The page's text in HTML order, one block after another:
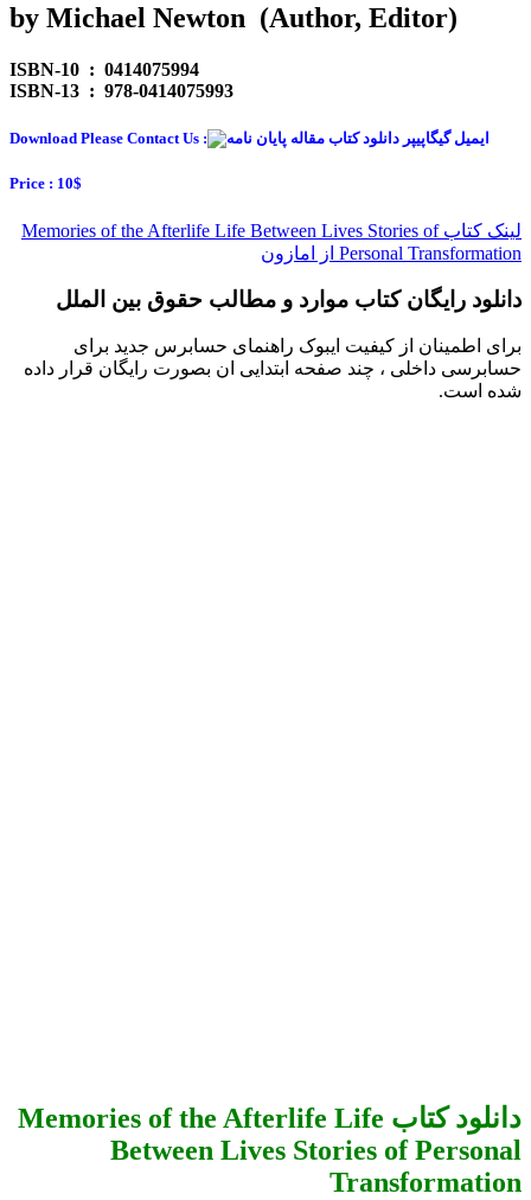
by Michael Newton (Author, Editor)
ISBN-10 ‏ : ‎ 0414075994
ISBN-13 ‏ : ‎ 978-0414075993
Download Please Contact Us :
Price : 10$
لینک کتاب Memories of the Afterlife Life Between Lives Stories of
Personal Transformation از امازون
دانلود رایگان کتاب موارد و مطالب حقوق بین الملل
برای اطمینان از کیفیت ایبوک راهنمای حسابرس جدید برای
حسابرسی داخلی ، چند صفحه ابتدایی ان بصورت رایگان قرار داده
شده است.
دانلود کتاب Memories of the Afterlife Life
Between Lives Stories of Personal
Transformation